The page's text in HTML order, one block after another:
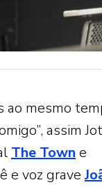
ao mesmo
assim
The Town e
e voz grave